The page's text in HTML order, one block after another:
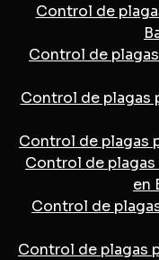
Control de
Control de
Control de plagas
Control de plagas
Control de plagas
en
Control de
Control de plagas